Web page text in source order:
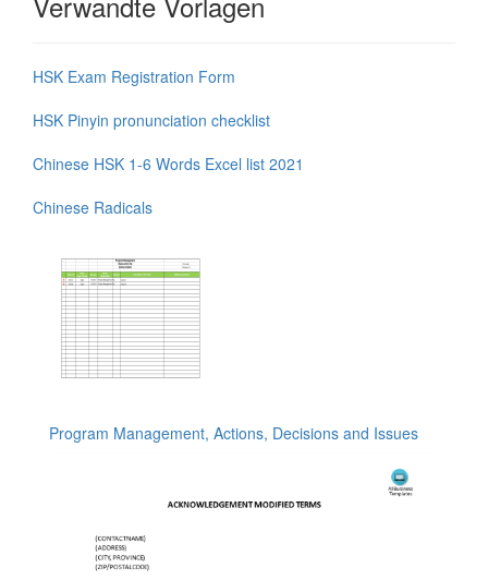
HSK Exam Registration Form
HSK Pinyin pronunciation checklist
Chinese HSK 1-6 Words Excel list 2021
Chinese Radicals
Program Management, Actions, Decisions and Issues